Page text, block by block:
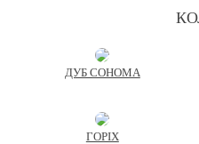
ДУБ СОНОМА
ГОРІХ